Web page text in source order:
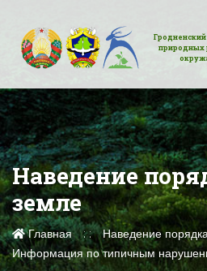
природных
Наведение
земле
Главная
Наведение
Информация по типичным